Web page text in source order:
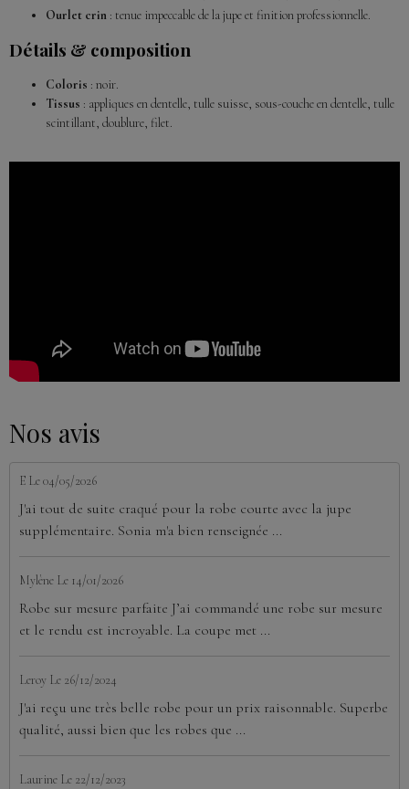
Ourlet crin : tenue impeccable de la jupe et finition professionnelle.
Détails & composition
Coloris : noir.
Tissus : appliques en dentelle, tulle suisse, sous-couche en dentelle, tulle
scintillant, doublure, filet.
Nos avis
E Le 04/05/2026
J'ai tout de suite craqué pour la robe courte avec la jupe
supplémentaire. Sonia m'a bien renseignée ...
Mylène Le 14/01/2026
Robe sur mesure parfaite J’ai commandé une robe sur mesure
et le rendu est incroyable. La coupe met ...
Leroy Le 26/12/2024
J'ai reçu une très belle robe pour un prix raisonnable. Superbe
qualité, aussi bien que les robes que ...
Laurine Le 22/12/2023